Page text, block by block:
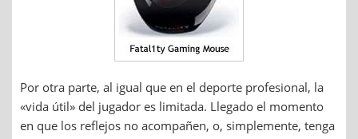
Por otra parte, al igual que en el deporte profesional, la
«vida útil» del jugador es limitada. Llegado el momento
en que los reflejos no acompañen, o, simplemente, tenga